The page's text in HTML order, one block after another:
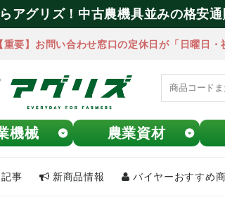
アグリズ！中古農機具並みの格安通
【重要】お問い合わせ窓口の定休日が「日曜日
機械 農業資材
事 新商品情報 バイヤーおすすめ